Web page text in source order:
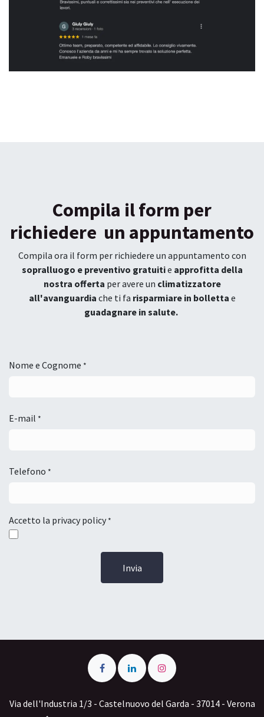
Compila il form per
richiedere un appuntamento
Compila ora il form per richiedere un appuntamento con
sopralluogo e preventivo gratuitie approfitta della
nostra offerta per avere un climatizzatore
all'avanguardia che ti fa risparmiare in bolletta e
guadagnare in salute.
Nome e Cognome *
E-mail *
Telefono *
Accetto la privacy policy *
Invia
Via dell'Industria 1/3 - Castelnuovo del Garda - 37014 - Verona